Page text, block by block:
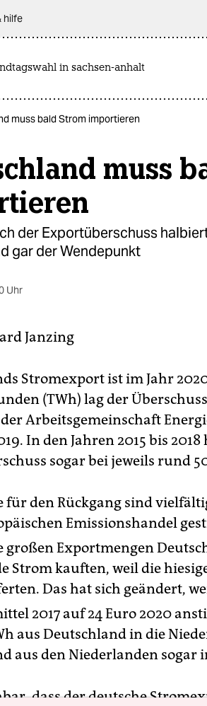
hilfe
in sachsen-anhalt
muss bald Strom importieren
muss
der Exportüberschuss
gar der Wendepunkt
Uhr
Janzing
Stromexport ist im Jahr
(TWh) lag der
Arbeitsgemeinschaft
In den Jahren 2015 bis
sogar bei jeweils rund
für den Rückgang sind
Emissionshandel
Exportmengen
Strom kauften, weil die
Das hat sich geändert,
2017 auf 24 Euro 2020
aus Deutschland in die
aus den Niederlanden sogar
dass der deutsche